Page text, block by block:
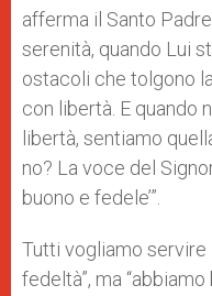
afferma il Santo
serenità, quando Lui
ostacoli che tolgono
con libertà. E quando
libertà, sentiamo
no? La voce del
buono e fedele’”.
Tutti vogliamo servire
fedeltà”, ma